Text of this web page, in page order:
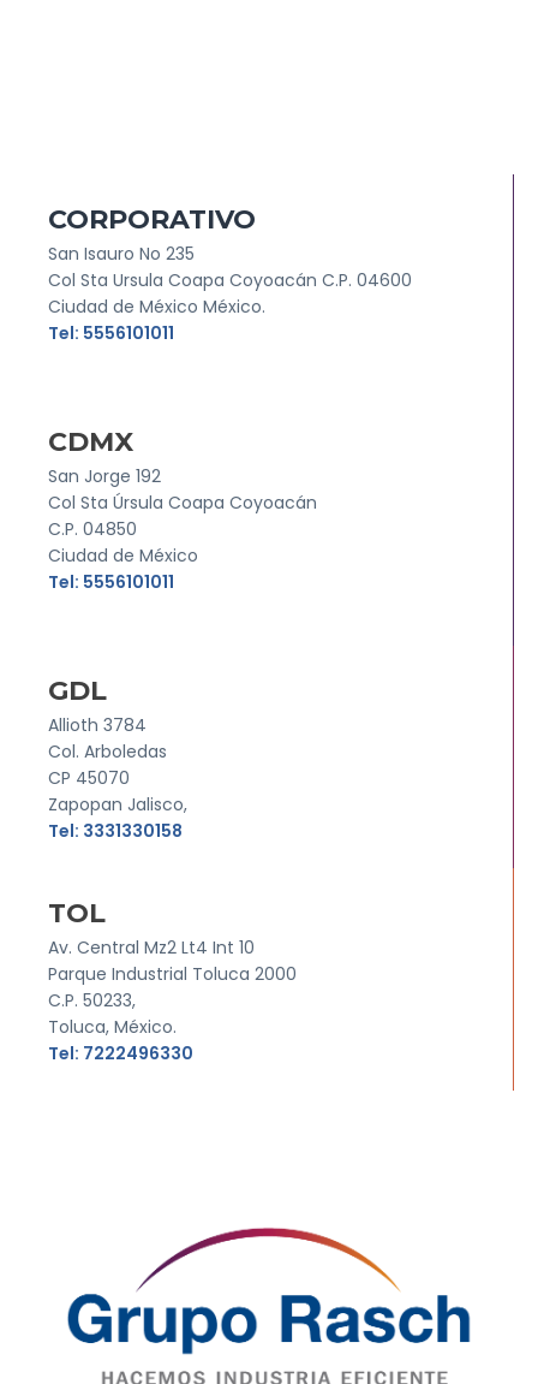
CORPORATIVO
San Isauro No 235
Col Sta Ursula Coapa Coyoacán C.P. 04600
Ciudad de México México.
Tel: 5556101011
CDMX
San Jorge 192
Col Sta Úrsula Coapa Coyoacán
C.P. 04850
Ciudad de México
Tel: 5556101011
GDL
Allioth 3784
Col. Arboledas
CP 45070
Zapopan Jalisco,
Tel: 3331330158
TOL
Av. Central Mz2 Lt4 Int 10
Parque Industrial Toluca 2000
C.P. 50233,
Toluca, México.
Tel: 7222496330